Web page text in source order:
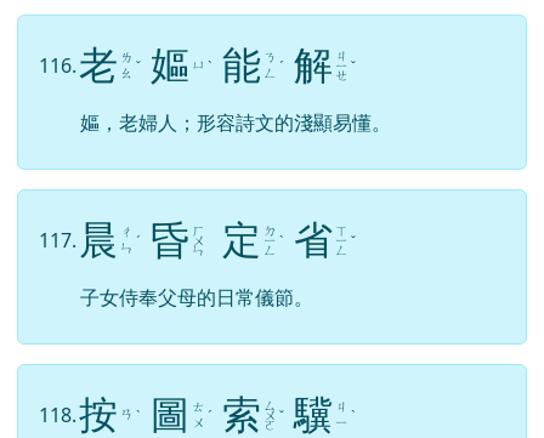
116.老 ㄌ
ㄠ ˇ 嫗 ㄩ ˋ 能 ㄋ
ㄥ
ˊ 解 ㄐ
ㄧ
ㄝ
ˇ
嫗，老婦人；形容詩文的淺顯易懂。
117. 晨
ㄔ
ㄣ ˊ 昏 ㄏ
ㄨ
ㄣ 定 ㄉ
ㄧ
ㄥ
ˋ 省 ㄒ
ㄧ
ㄥ
ˇ
子女侍奉父母的日常儀節。
118.按 ㄢ ˋ 圖
ㄊ
ㄨ ˊ 索 ㄙ
ㄨ
ㄛ
ˇ 驥 ㄐ
ㄧ ˋ